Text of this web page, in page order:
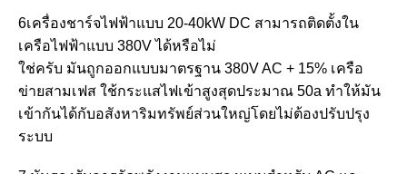
6เครื่องชาร์จไฟฟ้าแบบ 20-40kW DC สามารถติดตั้งใน
เครือไฟฟ้าแบบ 380V ได้หรือไม่
ใช่ครับ มันถูกออกแบบมาตรฐาน 380V AC + 15% เครือ
ข่ายสามเฟส ใช้กระแสไฟเข้าสูงสุดประมาณ 50a ทําให้มัน
เข้ากันได้กับอสังหาริมทรัพย์ส่วนใหญ่โดยไม่ต้องปรับปรุง
ระบบ